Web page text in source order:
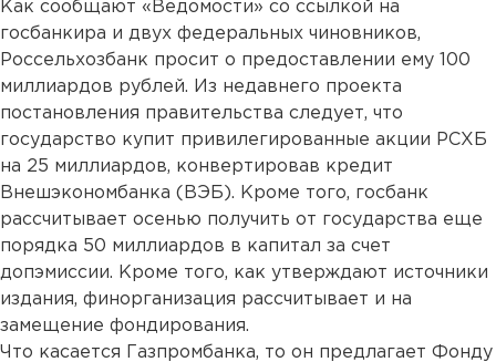
Как сообщают «Ведомости» со ссылкой на
госбанкира и двух федеральных чиновников,
Россельхозбанк просит о предоставлении ему 100
миллиардов рублей. Из недавнего проекта
постановления правительства следует, что
государство купит привилегированные акции РСХБ
на 25 миллиардов, конвертировав кредит
Внешэкономбанка (ВЭБ). Кроме того, госбанк
рассчитывает осенью получить от государства еще
порядка 50 миллиардов в капитал за счет
допэмиссии. Кроме того, как утверждают источники
издания, финорганизация рассчитывает и на
замещение фондирования.
Что касается Газпромбанка, то он предлагает Фонду